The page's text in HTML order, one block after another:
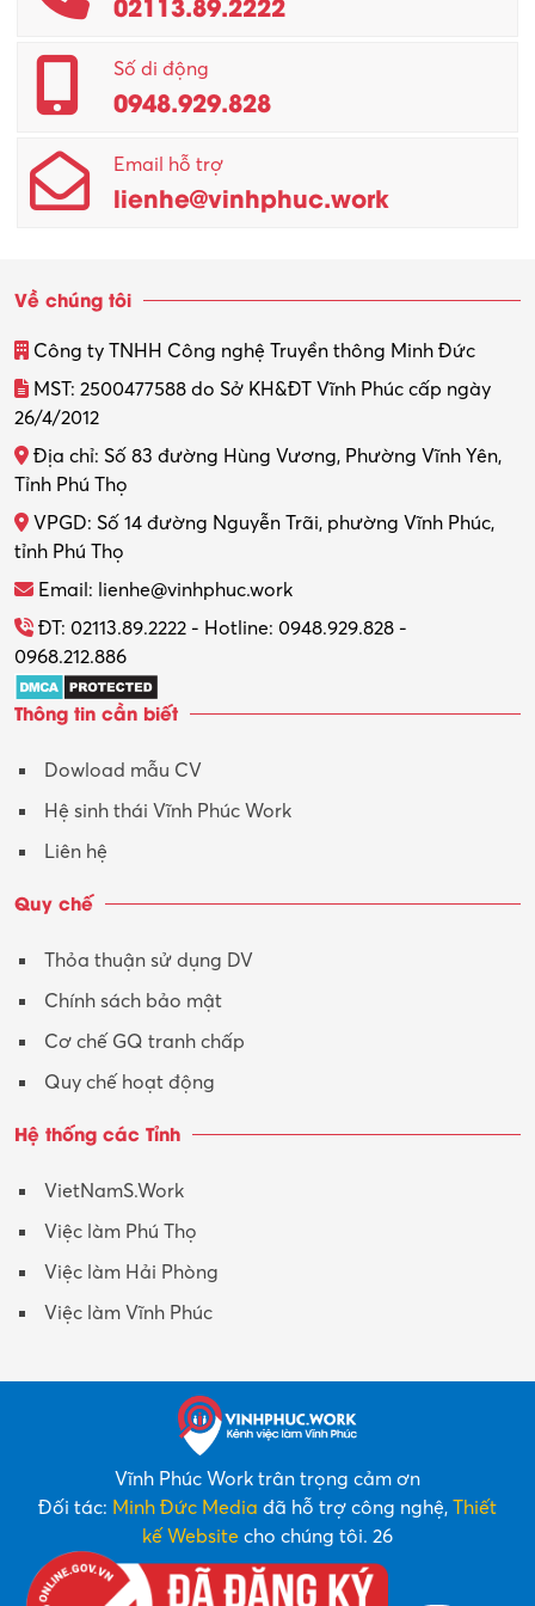
Promotion Girl (PG)
Quản lý – Giám đốc
Quản lý chất lượng – QC
Quản lý sản xuất
Quản trị kinh doanh
Thiết kế nội thất
Thợ máy – Ô tô – Xe máy
Thực tập
Tổ chức sự kiện – Quà tặng
Trợ lý
Tư vấn
Tư vấn – Kiến trúc
Y tế-Dược
Số di động
0948.929.828
Email hỗ trợ
lienhe@vinhphuc.work
Về chúng tôi
Công ty TNHH Công nghệ Truyền thông Minh Đức
MST: 2500477588 do Sở KH&ĐT Vĩnh Phúc cấp ngày
26/4/2012
Địa chỉ: Số 83 đường Hùng Vương, Phường Vĩnh Yên,
Tỉnh Phú Thọ
VPGD: Số 14 đường Nguyễn Trãi, phường Vĩnh Phúc,
tỉnh Phú Thọ
Email: lienhe@vinhphuc.work
ĐT: 02113.89.2222 - Hotline: 0948.929.828 -
0968.212.886
Thông tin cần biết
Dowload mẫu CV
Hệ sinh thái Vĩnh Phúc Work
Liên hệ
Quy chế
Thỏa thuận sử dụng DV
Chính sách bảo mật
Cơ chế GQ tranh chấp
Quy chế hoạt động
Hệ thống các Tỉnh
VietNamS.Work
Việc làm Phú Thọ
Việc làm Hải Phòng
Việc làm Vĩnh Phúc
Vĩnh Phúc Work trân trọng cảm ơn
Đối tác: Minh Đức Media đã hỗ trợ công nghệ, Thiết
kế Website cho chúng tôi. 26